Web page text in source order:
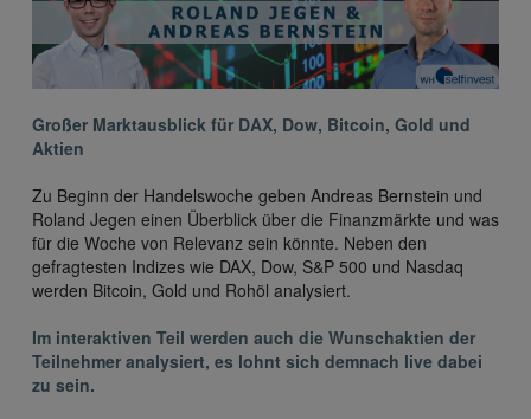
Großer Marktausblick für DAX, Dow, Bitcoin, Gold und
Aktien
Zu Beginn der Handelswoche geben Andreas Bernstein und
Roland Jegen einen Überblick über die Finanzmärkte und was
für die Woche von Relevanz sein könnte. Neben den
gefragtesten Indizes wie DAX, Dow, S&P 500 und Nasdaq
werden Bitcoin, Gold und Rohöl analysiert.
Im interaktiven Teil werden auch die Wunschaktien der
Teilnehmer analysiert, es lohnt sich demnach live dabei
zu sein.